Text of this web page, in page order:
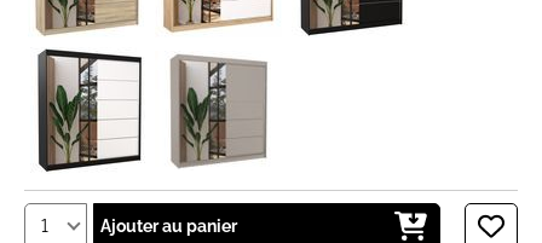
Ajouter au panier